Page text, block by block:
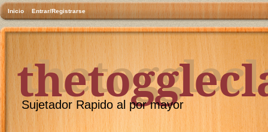
Inicio Entrar/Registrarse
Sujetador Rapido al por mayor